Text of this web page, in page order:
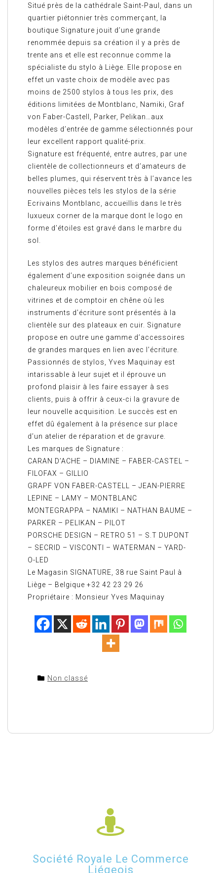
Situé près de la cathédrale Saint-Paul, dans un
quartier piétonnier très commerçant, la
boutique Signature jouit d’une grande
renommée depuis sa création il y a près de
trente ans et elle est reconnue comme la
spécialiste du stylo à Liège. Elle propose en
effet un vaste choix de modèle avec pas
moins de 2500 stylos à tous les prix, des
éditions limitées de Montblanc, Namiki, Graf
von Faber-Castell, Parker, Pelikan…aux
modèles d’entrée de gamme sélectionnés pour
leur excellent rapport qualité-prix.
Signature est fréquenté, entre autres, par une
clientèle de collectionneurs et d’amateurs de
belles plumes, qui réservent très à l’avance les
nouvelles pièces tels les stylos de la série
Ecrivains Montblanc, accueillis dans le très
luxueux corner de la marque dont le logo en
forme d’étoiles est gravé dans le marbre du
sol.
Les stylos des autres marques bénéficient
également d’une exposition soignée dans un
chaleureux mobilier en bois composé de
vitrines et de comptoir en chêne où les
instruments d’écriture sont présentés à la
clientèle sur des plateaux en cuir. Signature
propose en outre une gamme d’accessoires
de grandes marques en lien avec l’écriture.
Passionnés de stylos, Yves Maquinay est
intarissable à leur sujet et il éprouve un
profond plaisir à les faire essayer à ses
clients, puis à offrir à ceux-ci la gravure de
leur nouvelle acquisition. Le succès est en
effet dû également à la présence sur place
d’un atelier de réparation et de gravure.
Les marques de Signature :
CARAN D’ACHE – DIAMINE – FABER-CASTEL –
FILOFAX – GILLIO
GRAPF VON FABER-CASTELL – JEAN-PIERRE
LEPINE – LAMY – MONTBLANC
MONTEGRAPPA – NAMIKI – NATHAN BAUME –
PARKER – PELIKAN – PILOT
PORSCHE DESIGN – RETRO 51 – S.T DUPONT
– SECRID – VISCONTI – WATERMAN – YARD-
O-LED
Le Magasin SIGNATURE, 38 rue Saint Paul à
Liège – Belgique +32 42 23 29 26
Propriétaire : Monsieur Yves Maquinay
Non classé
Société Royale Le Commerce
Liégeois